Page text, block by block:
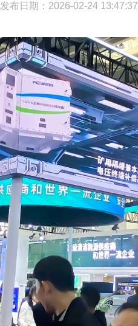
发布日期：2026-02-24 13:47:37